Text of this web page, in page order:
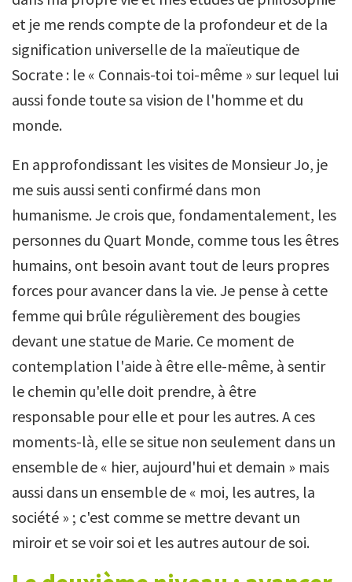
et je me rends compte de la profondeur et de la
signification universelle de la maïeutique de
Socrate : le « Connais-toi toi-même » sur lequel lui
aussi fonde toute sa vision de l'homme et du
monde.
En approfondissant les visites de Monsieur Jo, je
me suis aussi senti confirmé dans mon
humanisme. Je crois que, fondamentalement, les
personnes du Quart Monde, comme tous les êtres
humains, ont besoin avant tout de leurs propres
forces pour avancer dans la vie. Je pense à cette
femme qui brûle régulièrement des bougies
devant une statue de Marie. Ce moment de
contemplation l'aide à être elle-même, à sentir
le chemin qu'elle doit prendre, à être
responsable pour elle et pour les autres. A ces
moments-là, elle se situe non seulement dans un
ensemble de « hier, aujourd'hui et demain » mais
aussi dans un ensemble de « moi, les autres, la
société » ; c'est comme se mettre devant un
miroir et se voir soi et les autres autour de soi.